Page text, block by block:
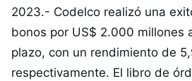
2023.- Codelco realizó una
bonos por US$ 2.000 millones
plazo, con un rendimiento de
respectivamente. El libro de